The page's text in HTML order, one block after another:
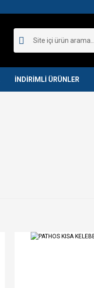
İNDİRİMLİ ÜRÜNLER